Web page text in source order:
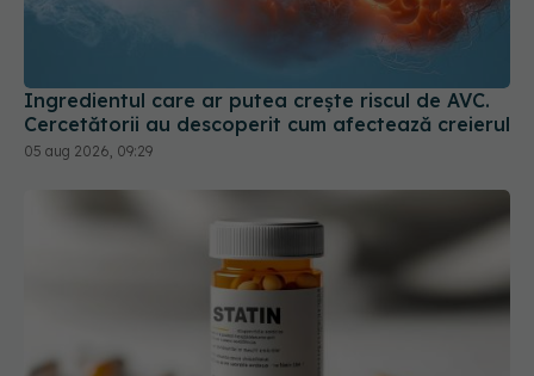
Ingredientul care ar putea crește riscul de AVC.
05 aug 2026, 09:29